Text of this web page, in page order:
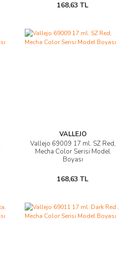
168,63 TL
VALLEJO
Vallejo 69009 17 ml. SZ Red,
Mecha Color Serisi Model
Boyası
168,63 TL